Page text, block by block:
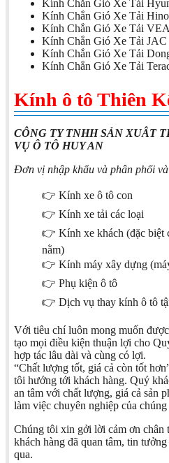
Kính Chắn Gió Xe Tải
Kính Chắn Gió Xe Tải Hino
Kính Chắn Gió Xe Tải
Kính Chắn Gió Xe Tải JAC
Kính Chắn Gió Xe Tải
Kính Chắn Gió Xe Tải
Kính ô tô Thiên
CÔNG TY TNHH SẢN XUÂT
VỤ Ô TÔ HUY AN
Đơn vị nhập khẩu và phân phối
👉 Kính xe ô tô con
👉 Kính xe tải các loại
👉 Kính xe khách (đặc biệt
nằm)
👉 Kính máy xây dựng
👉 Phụ kiện ô tô
👉 Dịch vụ thay kính ô tô
Với tiêu chí luôn mong muốn
tạo mọi điều kiện thuận lợi cho
hợp tác lâu dài và cùng có lợi.
“Chất lượng tốt, giá cả còn tốt
tôi hướng tới khách hàng. Quý
an tâm với chất lượng, giá cả sản
làm việc chuyên nghiệp của
Chúng tôi xin gởi lời cảm ơn chân
khách hàng đã quan tâm, tin
qua.